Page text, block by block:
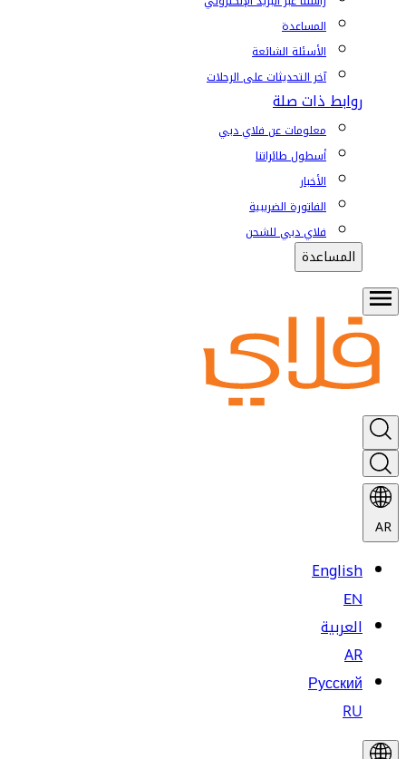
المساعدة
الأسئلة الشائعة
آخر التحديثات على الرحلات
روابط ذات صلة
معلومات عن فلاي دبي
أسطول طائراتنا
الأخبار
الفاتورة الضريبية
فلاي دبي للشحن
المساعدة
AR
English
EN
العربية
AR
Русский
RU